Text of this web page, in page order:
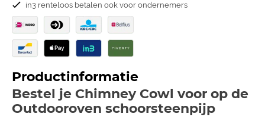
in3 renteloos betalen ook voor ondernemers
Productinformatie
Bestel je Chimney Cowl voor op de
Outdooroven schoorsteenpijp